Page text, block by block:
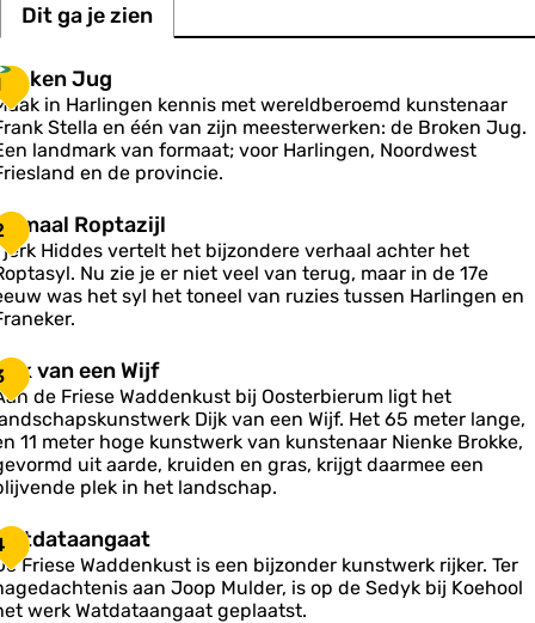
Dit ga je zien
Jug
in Harlingen kennis met wereldberoemd kunstenaar
Stella en één van zijn meesterwerken: de Broken Jug.
landmark van formaat; voor Harlingen, Noordwest
en de provincie.
Roptazijl
Hiddes vertelt het bijzondere verhaal achter het
Nu zie je er niet veel van terug, maar in de 17e
was het syl het toneel van ruzies tussen Harlingen en
van een Wijf
de Friese Waddenkust bij Oosterbierum ligt het
Dijk van een Wijf. Het 65 meter lange,
11 meter hoge kunstwerk van kunstenaar Nienke Brokke,
uit aarde, kruiden en gras, krijgt daarmee een
plek in het landschap.
Friese Waddenkust is een bijzonder kunstwerk rijker. Ter
aan Joop Mulder, is op de Sedyk bij Koehool
werk Watdataangaat geplaatst.